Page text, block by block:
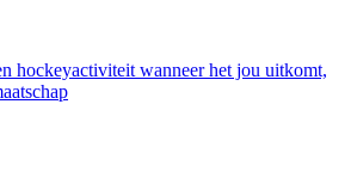
hockeyactiviteit wanneer het jou uitkomt,